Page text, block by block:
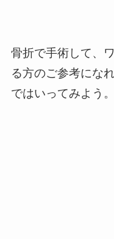
骨折で手術して、
る方のご参考にな
ではいってみよう。